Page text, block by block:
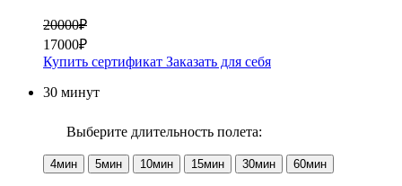
20000₽
17000₽
Купить сертификат Заказать для себя
30 минут
Выберите длительность полета:
4мин 5мин 10мин 15мин 30мин 60мин